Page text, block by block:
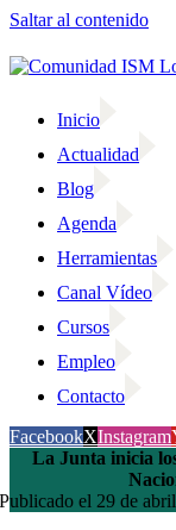
Saltar al contenido
Inicio
Actualidad
Blog
Agenda
Herramientas
Canal Vídeo
Cursos
Empleo
Contacto
FacebookXInstagram
La Junta inicia
Publicado el 29 de